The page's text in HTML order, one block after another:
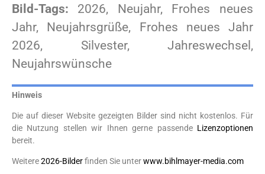
Bild-Tags: 2026, Neujahr, Frohes neues
Jahr, Neujahrsgrüße, Frohes neues Jahr
2026, Silvester, Jahreswechsel,
Neujahrswünsche
Hinweis
Die auf dieser Website gezeigten Bilder sind nicht kostenlos. Für
die Nutzung stellen wir Ihnen gerne passende Lizenzoptionen
bereit.
Weitere2026-Bilderfinden Sie unterwww.bihlmayer-media.com